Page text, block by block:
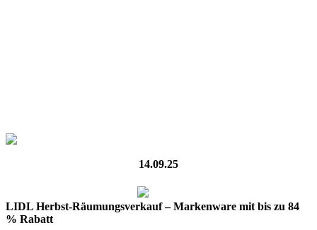
14.09.25
LIDL Herbst-Räumungsverkauf – Markenware mit bis zu 84
% Rabatt